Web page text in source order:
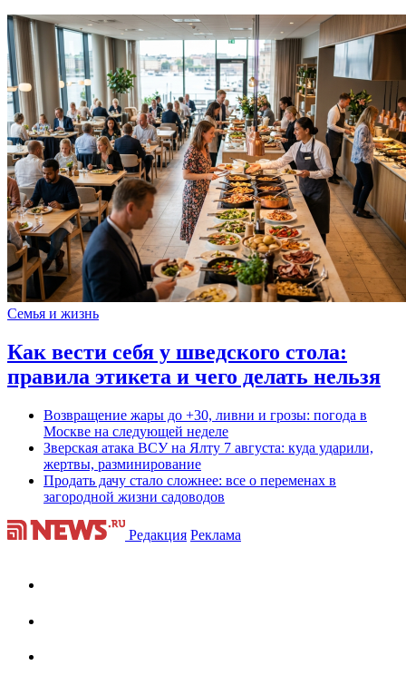
Семья и жизнь
Как вести себя у шведского стола:
правила этикета и чего делать нельзя
Возвращение жары до +30, ливни и грозы: погода в
Москве на следующей неделе
Зверская атака ВСУ на Ялту 7 августа: куда ударили,
жертвы, разминирование
Продать дачу стало сложнее: все о переменах в
загородной жизни садоводов
Редакция Реклама